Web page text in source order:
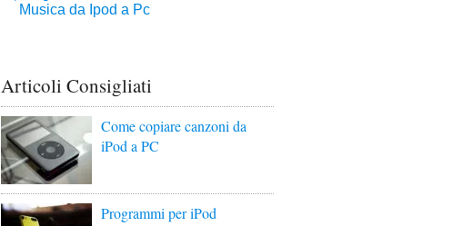
Articoli Consigliati
Come copiare canzoni da
iPod a PC
Programmi per iPod